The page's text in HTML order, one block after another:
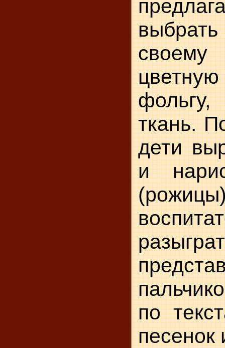
ткань.
дети
и
по
песенок